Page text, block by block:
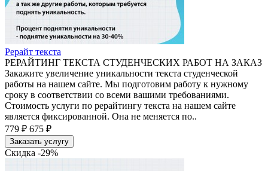
Рерайт текста
РЕРАЙТИНГ ТЕКСТА СТУДЕНЧЕСКИХ РАБОТ НА ЗАКАЗ
Закажите увеличение уникальности текста студенческой
работы на нашем сайте. Мы подготовим работу к нужному
сроку в соответствии со всеми вашими требованиями.
Стоимость услуги по рерайтингу текста на нашем сайте
является фиксированной. Она не меняется по..
779 ₽ 675 ₽
Заказать услугу
Скидка -29%